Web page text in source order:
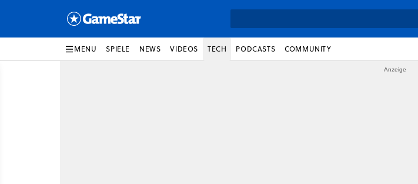
MENU SPIELE NEWS VIDEOS TECH PODCASTS COMMUNITY